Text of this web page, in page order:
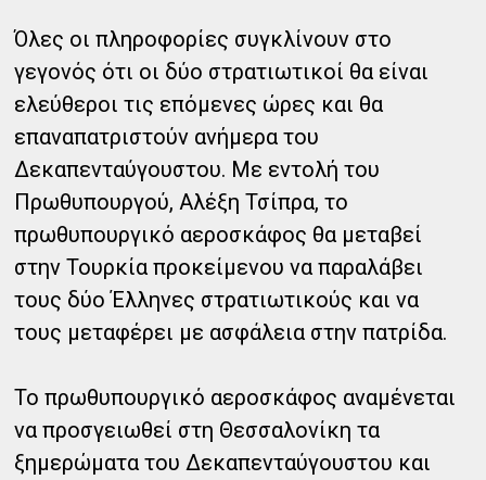
Όλες οι πληροφορίες συγκλίνουν στο
γεγονός ότι οι δύο στρατιωτικοί θα είναι
ελεύθεροι τις επόμενες ώρες και θα
επαναπατριστούν ανήμερα του
Δεκαπενταύγουστου. Με εντολή του
Πρωθυπουργού, Αλέξη Τσίπρα, το
πρωθυπουργικό αεροσκάφος θα μεταβεί
στην Τουρκία προκείμενου να παραλάβει
τους δύο Έλληνες στρατιωτικούς και να
τους μεταφέρει με ασφάλεια στην πατρίδα.
Το πρωθυπουργικό αεροσκάφος αναμένεται
να προσγειωθεί στη Θεσσαλονίκη τα
ξημερώματα του Δεκαπενταύγουστου και